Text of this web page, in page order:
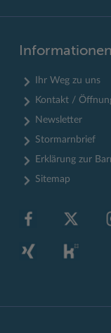
Informationen
Ihr Weg zu uns
Kontakt /
Newsletter
Stormarnbrief
Erklärung zur
Sitemap